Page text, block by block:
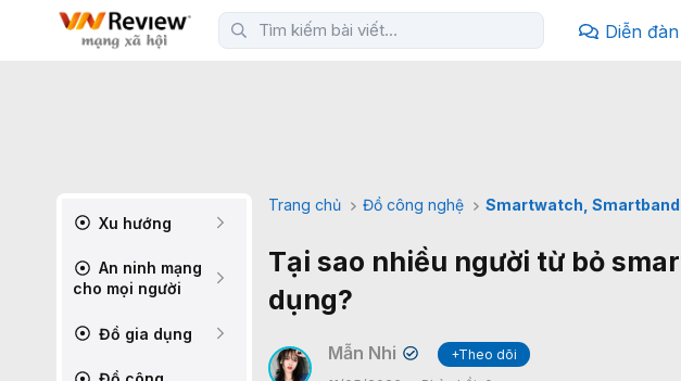
Diễn đàn
Xu hướng
An ninh mạng
cho mọi người
Đồ gia dụng
Trang chủ Đồ công nghệ Smartwatch, Smartband
Tại sao nhiều người từ bỏ
dụng?
Mẫn Nhi ✔
+Theo dõi